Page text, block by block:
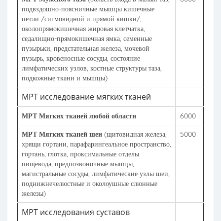
подвздошно-поясничные мышцы кишечные
петли /сигмовидной и прямой кишки/,
околопрямокишечная жировая клетчатка,
седалищно-прямокишечная ямка, семенные
пузырьки, предстательная железа, мочевой
пузырь, кровеносные сосуды, состояние
лимфатических узлов, костные структуры таза,
подкожные ткани и мышцы)
МРТ исследование мягких тканей
МРТ Мягких тканей любой области 6000
МРТ Мягких тканей шеи (щитовидная железа,
хрящи гортани, парафарингеальное пространство,
гортань, глотка, проксимальные отделы
пищевода, предпозвоночные мышцы,
магистральные сосуды, лимфатические узлы шеи,
поднижнечелюстные и околоушные слюнные
железы)
5000
МРТ исследования суставов